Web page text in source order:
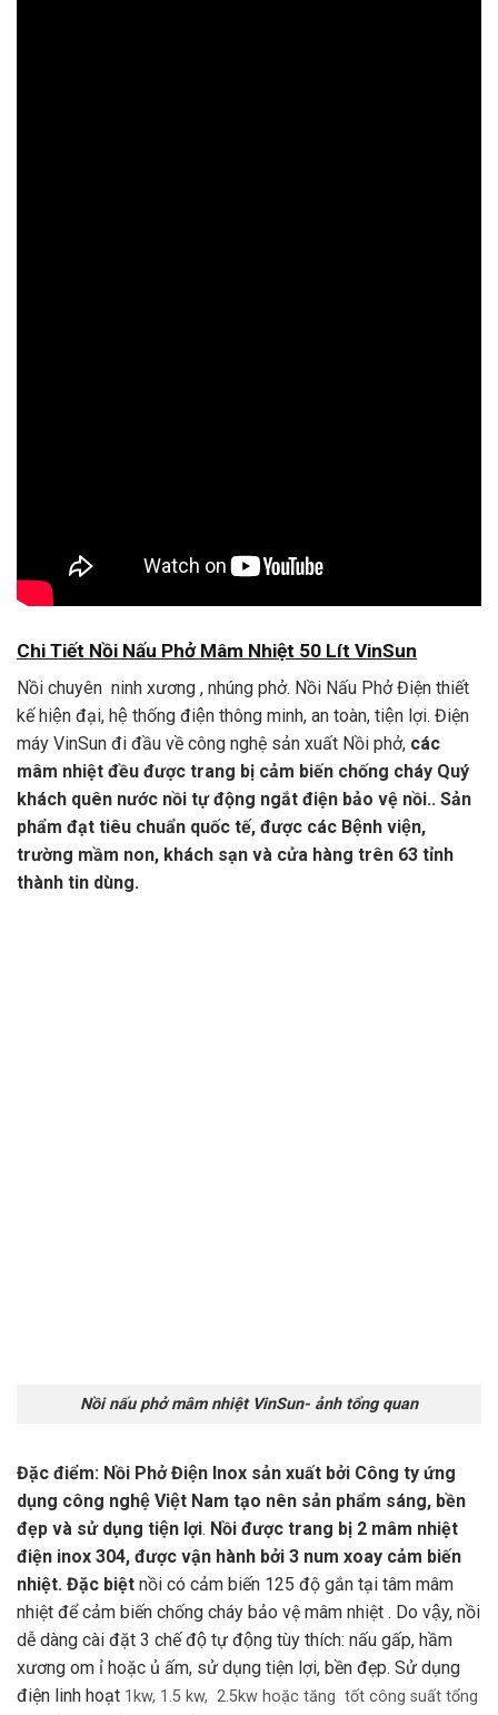
Chi Tiết Nồi Nấu Phở Mâm Nhiệt 50 Lít VinSun
Nồi chuyên ninh xương , nhúng phở. Nồi Nấu Phở Điện thiết
kế hiện đại, hệ thống điện thông minh, an toàn, tiện lợi. Điện
máy VinSun đi đầu về công nghệ sản xuất Nồi phở, các
mâm nhiệt đều được trang bị cảm biến chống cháy Quý
khách quên nước nồi tự động ngắt điện bảo vệ nồi.. Sản
phẩm đạt tiêu chuẩn quốc tế, được các Bệnh viện,
trường mầm non, khách sạn và cửa hàng trên 63 tỉnh
thành tin dùng.
Nồi nấu phở mâm nhiệt VinSun- ảnh tổng quan
Đặc điểm: Nồi Phở Điện Inox sản xuất bởi Công ty ứng
dụng công nghệ Việt Nam tạo nên sản phẩm sáng, bền
đẹp và sử dụng tiện lợi. Nồi được trang bị 2 mâm nhiệt
điện inox 304, được vận hành bởi 3 num xoay cảm biến
nhiệt. Đặc biệt nồi có cảm biến 125 độ gắn tại tâm mâm
nhiệt để cảm biến chống cháy bảo vệ mâm nhiệt . Do vậy, nồi
dễ dàng cài đặt 3 chế độ tự động tùy thích: nấu gấp, hầm
xương om ỉ hoặc ủ ấm, sử dụng tiện lợi, bền đẹp. Sử dụng
điện linh hoạt 1kw, 1.5 kw, 2.5kw hoặc tăng tốt công suất tổng